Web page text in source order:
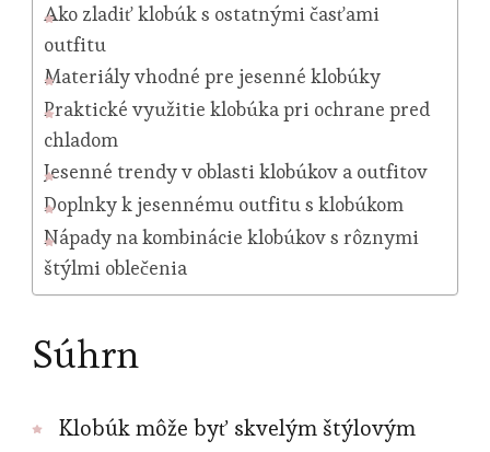
Ako zladiť klobúk s ostatnými časťami
outfitu
Materiály vhodné pre jesenné klobúky
Praktické využitie klobúka pri ochrane pred
chladom
Jesenné trendy v oblasti klobúkov a outfitov
Doplnky k jesennému outfitu s klobúkom
Nápady na kombinácie klobúkov s rôznymi
štýlmi oblečenia
Súhrn
Klobúk môže byť skvelým štýlovým